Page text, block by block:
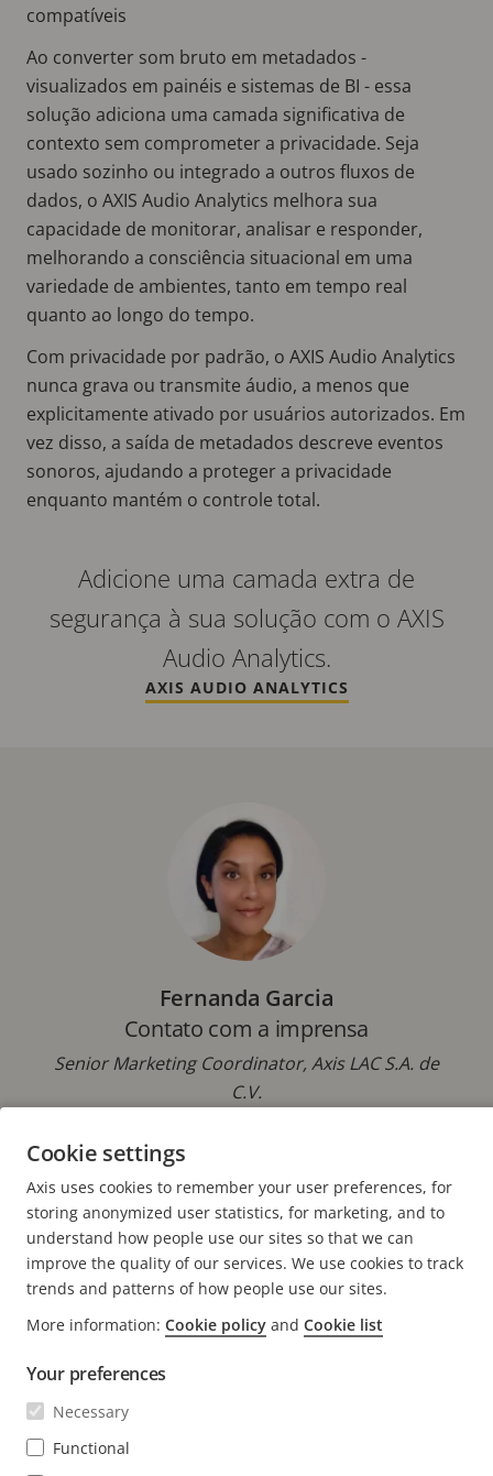
compatíveis
Ao converter som bruto em metadados -
visualizados em painéis e sistemas de BI - essa
solução adiciona uma camada significativa de
contexto sem comprometer a privacidade. Seja
usado sozinho ou integrado a outros fluxos de
dados, o AXIS Audio Analytics melhora sua
capacidade de monitorar, analisar e responder,
melhorando a consciência situacional em uma
variedade de ambientes, tanto em tempo real
quanto ao longo do tempo.
Com privacidade por padrão, o AXIS Audio Analytics
nunca grava ou transmite áudio, a menos que
explicitamente ativado por usuários autorizados. Em
vez disso, a saída de metadados descreve eventos
sonoros, ajudando a proteger a privacidade
enquanto mantém o controle total.
Adicione uma camada extra de
segurança à sua solução com o AXIS
Audio Analytics.
AXIS AUDIO ANALYTICS
Fernanda Garcia
Contato com a imprensa
Senior Marketing Coordinator, Axis LAC S.A. de
C.V.
Email:
FOOTER
CONTATO
Experience Center
NOTÍCIAS E HISTÓRIAS
Histórias de clientes
Life at Axis
Assine nosso boletim informativo
Cookie settings
Axis uses cookies to remember your user preferences, for
storing anonymized user statistics, for marketing, and to
understand how people use our sites so that we can
improve the quality of our services. We use cookies to track
trends and patterns of how people use our sites.
More information: Cookie policy and Cookie list
Your preferences
Necessary
Functional